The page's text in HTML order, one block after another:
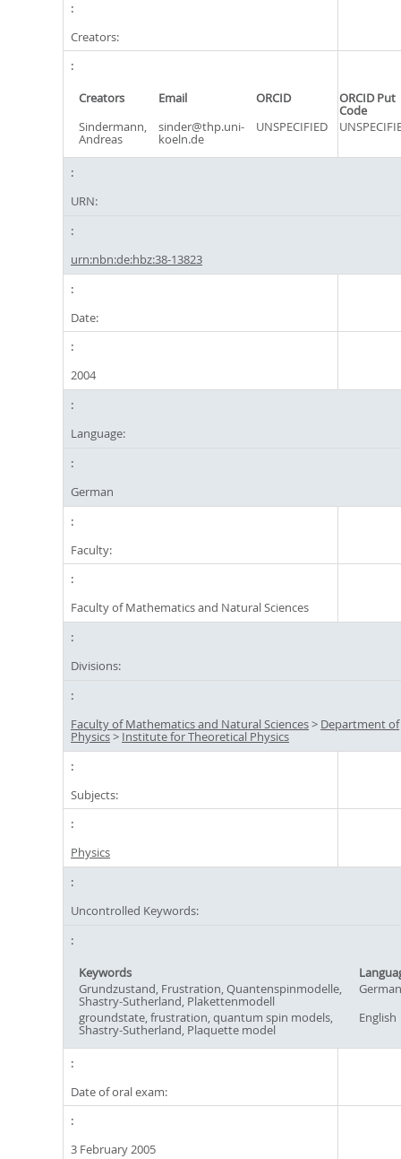
Creators:
Creators Email ORCID ORCID Put
Code
Sindermann,
Andreas
sinder@thp.uni-
koeln.de
UNSPECIFIED
URN:
urn:nbn:de:hbz:38-13823
Date:
2004
Language:
German
Faculty:
Faculty of Mathematics and Natural Sciences
Divisions:
Faculty of Mathematics and Natural Sciences> Department of
Physics> Institute for Theoretical Physics
Subjects:
Physics
Uncontrolled Keywords:
Keywords
Grundzustand, Frustration, Quantenspinmodelle,
Shastry-Sutherland, Plakettenmodell
German
groundstate, frustration, quantum spin models,
Shastry-Sutherland, Plaquette model
English
Date of oral exam:
3 February 2005